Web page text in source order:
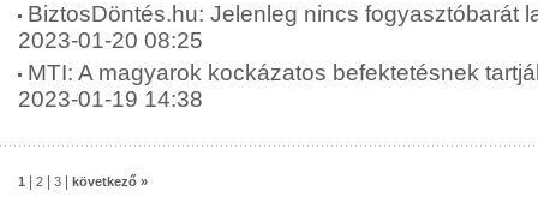
BiztosDöntés.hu: Jelenleg nincs fogyasztóbarát
2023-01-20 08:25
MTI: A magyarok kockázatos befektetésnek
2023-01-19 14:38
1 2 3 következő »